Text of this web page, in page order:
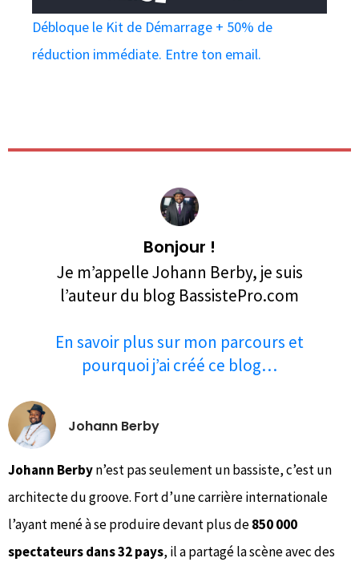
Débloque le Kit de Démarrage + 50% de
réduction immédiate. Entre ton email.
Bonjour !
Je m’appelle Johann Berby, je suis
l’auteur du blog BassistePro.com
En savoir plus sur mon parcours et
pourquoi j’ai créé ce blog…
Johann Berby
Johann Berbyn’est pas seulement un bassiste, c’est un
architecte du groove. Fort d’une carrière internationale
l’ayant mené à se produire devant plus de850 000
spectateurs dans 32 pays, il a partagé la scène avec des